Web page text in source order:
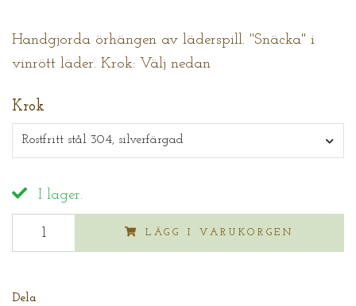
Handgjorda örhängen av läderspill. "Snäcka" i
vinrött läder. Krok: Välj nedan
Krok
Rostfritt stål 304, silverfärgad
I lager.
LÄGG I VARUKORGEN
Dela